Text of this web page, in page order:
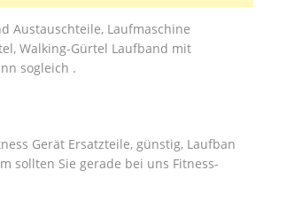
Austauschteile, Laufmaschine
Walking-Gürtel Laufband mit
sogleich .
Gerät Ersatzteile, günstig, Laufban
sollten Sie gerade bei uns Fitness-